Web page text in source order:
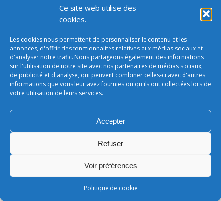
Ce site web utilise des
cookies.
Les cookies nous permettent de personnaliser le contenu et les
annonces, d'offrir des fonctionnalités relatives aux médias sociaux et
d'analyser notre trafic. Nous partageons également des informations
sur l'utilisation de notre site avec nos partenaires de médias sociaux,
de publicité et d'analyse, qui peuvent combiner celles-ci avec d'autres
informations que vous leur avez fournies ou qu'ils ont collectées lors de
votre utilisation de leurs services.
Accepter
Refuser
Voir préférences
Politique de cookie
Conditions générales de vente
footer